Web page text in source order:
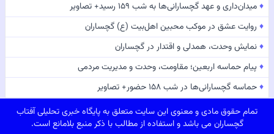
♦میدان‌داری و عهد گچسارانی‌ها به شب ۱۵۹ رسید+ تصاویر
♦ روایت عشق در موکب محبین اهل‌بیت (ع) گچساران
♦نمایش وحدت، همدلی و اقتدار در گچساران
♦ پیام حماسه اربعین؛ مقاومت، وحدت و مدیریت مردمی
♦حماسه گچسارانی‌ها در شب ۱۵۸ حضور+ تصاویر
تمام حقوق مادی و معنوی این سایت متعلق به پایگاه خبری تحلیلی آفتاب
گچساران می باشد و استفاده از مطالب با ذکر منبع بلامانع است.